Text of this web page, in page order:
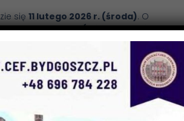
się 11 lutego 2026 r. (środa). O
jestMsza Święta w kaplicy
wykład w
Barbara Piotrowska –
dyrektor
w Bydgoszczy, orazTeresa
bydgoskiego oddziału KS